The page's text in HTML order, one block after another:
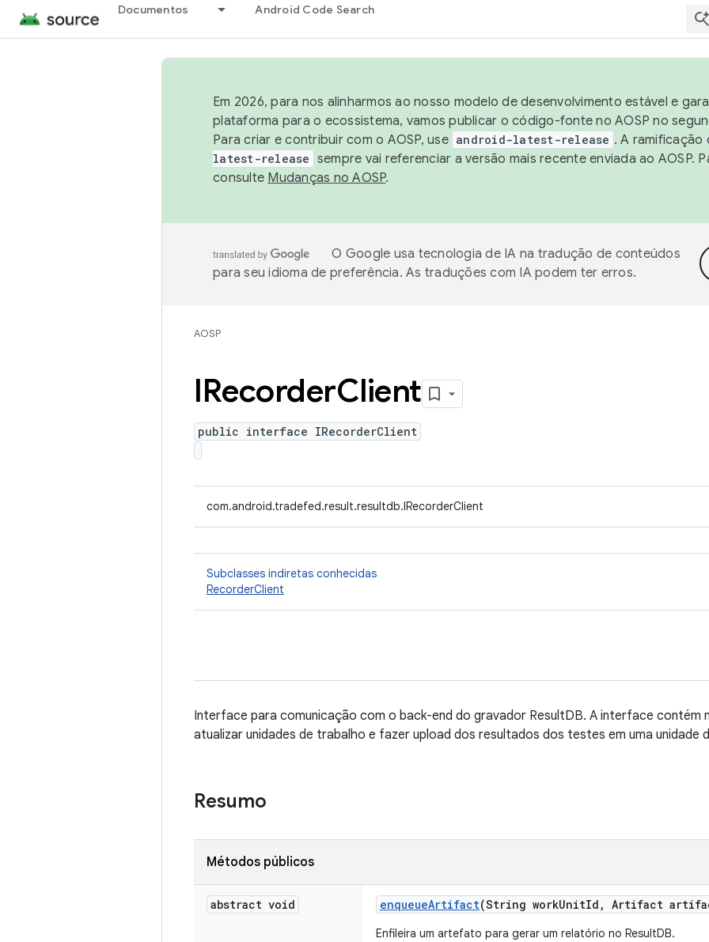
Documentos Android Code Search
Em 2026, para nos alinharmos ao nosso modelo de desenvolvimento estável e
plataforma para o ecossistema, vamos publicar o código-fonte no AOSP no
Para criar e contribuir com o AOSP, use android-latest-release . A
latest-release sempre vai referenciar a versão mais recente enviada ao AOSP.
consulte Mudanças no AOSP.
O Google usa tecnologia de IA na tradução de conteúdos
para seu idioma de preferência. As traduções com IA podem ter erros.
AOSP
IRecorderClient
public interface IRecorderClient
com.android.tradefed.result.resultdb.IRecorderClient
Subclasses indiretas conhecidas
RecorderClient
Interface para comunicação com o back-end do gravador ResultDB. A interface contém
atualizar unidades de trabalho e fazer upload dos resultados dos testes em uma unidade
Resumo
Métodos públicos
abstract void enqueueArtifact(String workUnitId , Artifact
Enfileira um artefato para gerar um relatório no ResultDB.